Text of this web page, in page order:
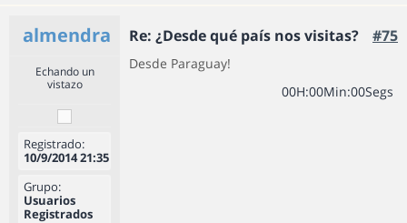
almendra Re: ¿Desde qué país nos visitas? #75
Echando un
vistazo
Registrado:
10/9/2014 21:35
Grupo:
Usuarios
Registrados
Desde Paraguay!
00H:00Min:00Segs